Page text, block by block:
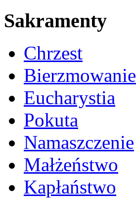
Sakramenty
Chrzest
Bierzmowanie
Eucharystia
Pokuta
Namaszczenie
Małżeństwo
Kapłaństwo